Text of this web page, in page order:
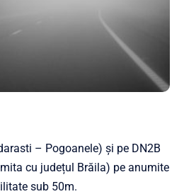
– Pogoanele) și pe DN2B
cu județul Brăila) pe anumite
sub 50m.